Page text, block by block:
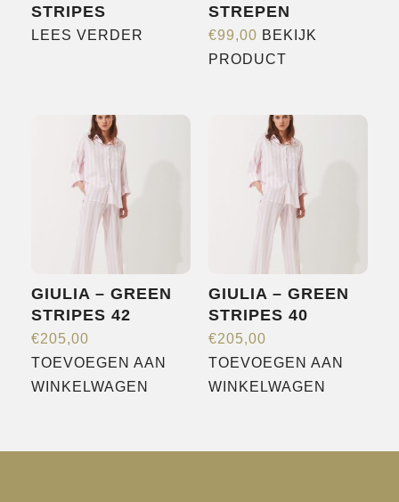
STRIPES
LEES VERDER
STREPEN
€99,00 BEKIJK
PRODUCT
meerdere
variaties.
Deze
optie
kan
worden
op
de
GIULIA – GREEN
STRIPES 42
€205,00
TOEVOEGEN AAN
WINKELWAGEN
GIULIA – GREEN
STRIPES 40
€205,00
TOEVOEGEN AAN
WINKELWAGEN